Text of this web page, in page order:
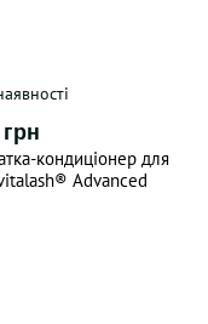
кондиціонер для
Advanced